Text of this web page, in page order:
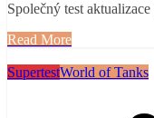
Společný test
Read More
SupertestWorld of Tanks